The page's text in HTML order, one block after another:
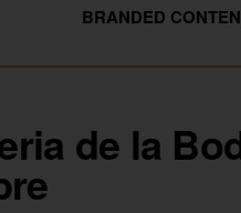
BRANDED
de la